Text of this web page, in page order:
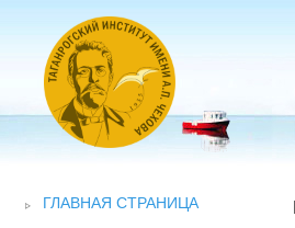
ГЛАВНАЯ СТРАНИЦА